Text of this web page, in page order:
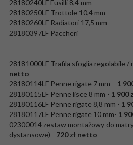
28180240LF Fusilli 8,4 mm
28180250LF Trottole 10,4 mm
28180260LF Radiatori 17,5 mm
28180397LF Paccheri
28181000LF Trafila sfoglia regolabile /
netto
28180114LF Penne rigate 7 mm - 1
28180115LF Penne lisce 8 mm - 1 900
28180116LF Penne rigate 8,8 mm - 1
28180117LF Penne rigate 10 mm- 1
02300014 zestaw montażowy do
dystansowe) - 720 zł netto